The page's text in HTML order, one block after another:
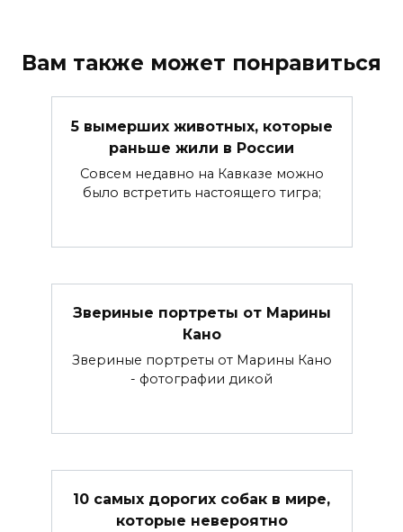
Вам также может понравиться
5 вымерших животных, которые
раньше жили в России
Совсем недавно на Кавказе можно
было встретить настоящего тигра;
Звериные портреты от Марины
Кано
Звериные портреты от Марины Кано
- фотографии дикой
10 самых дорогих собак в мире,
которые невероятно